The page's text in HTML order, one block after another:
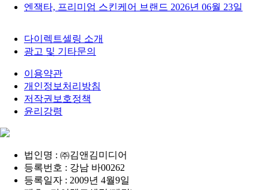
엔잭타, 프리미엄 스킨케어 브랜드 2026년 06월 23일
다이렉트셀링 소개
광고 및 기타문의
이용약관
개인정보처리방침
저작권보호정책
윤리강령
법인명 : ㈜김앤김미디어
등록번호 : 강남 바00262
등록일자 : 2009년 4월9일